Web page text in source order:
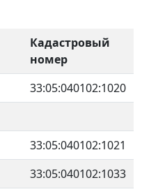
Кадастровый
номер
33:05:040102:1020
33:05:040102:1021
33:05:040102:1033